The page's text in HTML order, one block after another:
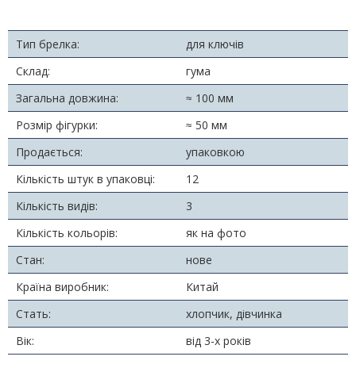
Тип брелка:
для ключів
Склад:
гума
Загальна довжина:
≈ 100 мм
Розмір фігурки:
≈ 50 мм
Продається:
упаковкою
Кількість штук в упаковці:
12
Кількість видів:
3
Кількість кольорів:
як на фото
Стан:
нове
Країна виробник:
Китай
Стать:
хлопчик, дівчинка
Вік:
від 3-х років